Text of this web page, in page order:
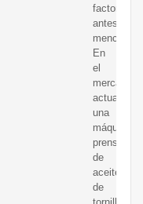
factores
antes
En
el
mercado
actual,
una
máquina
prensadora
de
aceite
de